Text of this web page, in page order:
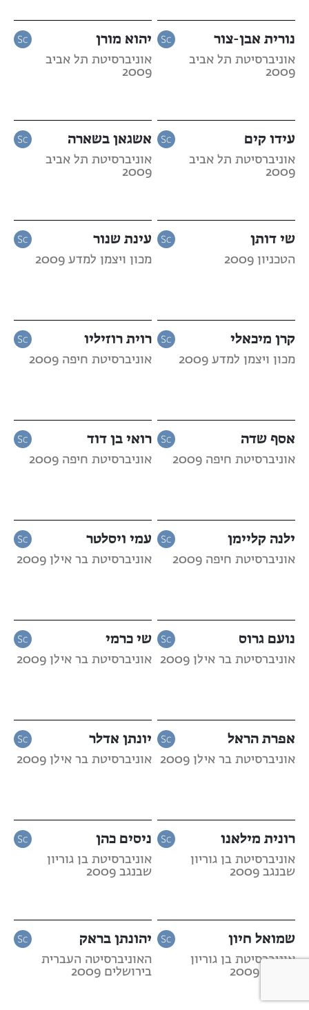
נורית אבן-צור
אוניברסיטת תל אביב
2009
יהוא מורן
אוניברסיטת תל אביב
2009
עידו קים
אוניברסיטת תל אביב
2009
אשגאן בשארה
אוניברסיטת תל אביב
2009
שי דותן
הטכניון 2009
עינת שנור
מכון ויצמן למדע 2009
קרן מיכאלי
מכון ויצמן למדע 2009
רוית רוזיליו
אוניברסיטת חיפה 2009
אסף שדה
אוניברסיטת חיפה 2009
רואי בן דוד
אוניברסיטת חיפה 2009
ילנה קליימן
אוניברסיטת חיפה 2009
עמי ויסלטר
אוניברסיטת בר אילן 2009
נועם גרוס
אוניברסיטת בר אילן 2009
שי כרמי
אוניברסיטת בר אילן 2009
אפרת הראל
אוניברסיטת בר אילן 2009
יונתן אדלר
אוניברסיטת בר אילן 2009
רונית מילאנו
אוניברסיטת בן גוריון
שבנגב 2009
ניסים כהן
אוניברסיטת בן גוריון
שבנגב 2009
שמואל חיון
אוניברסיטת בן גוריון
יהונתן בראק
האוניברסיטה העברית
בירושלים 2009